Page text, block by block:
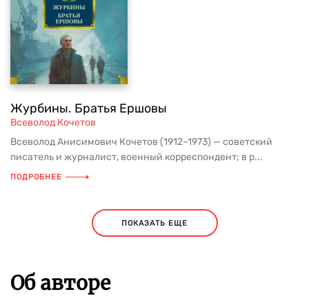
Журбины. Братья Ершовы
Всеволод Кочетов
Всеволод Анисимович Кочетов (1912–1973) — советский
писатель и журналист, военный корреспондент; в р...
ПОДРОБНЕЕ
ПОКАЗАТЬ ЕЩЕ
Об авторе